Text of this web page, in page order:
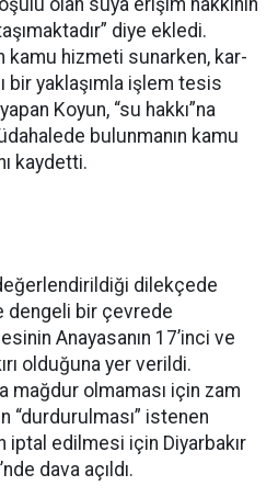
olan suya erişim hakkının
diye ekledi.
kamu hizmeti sunarken, kar-
bir yaklaşımla işlem tesis
Koyun, “su hakkı”na
bulunmanın kamu
kaydetti.
dilekçede
dengeli bir çevrede
Anayasanın 17’inci ve
olduğuna yer verildi.
mağdur olmaması için zam
“durdurulması” istenen
iptal edilmesi için Diyarbakır
dava açıldı.